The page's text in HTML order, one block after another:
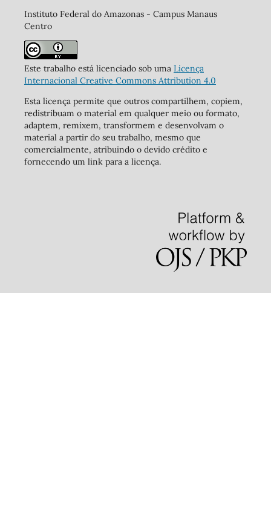
Instituto Federal do Amazonas - Campus Manaus
Centro
Este trabalho está licenciado sob uma Licença
Internacional Creative Commons Attribution 4.0
Esta licença permite que outros compartilhem, copiem,
redistribuam o material em qualquer meio ou formato,
adaptem, remixem, transformem e desenvolvam o
material a partir do seu trabalho, mesmo que
comercialmente, atribuindo o devido crédito e
fornecendo um link para a licença.